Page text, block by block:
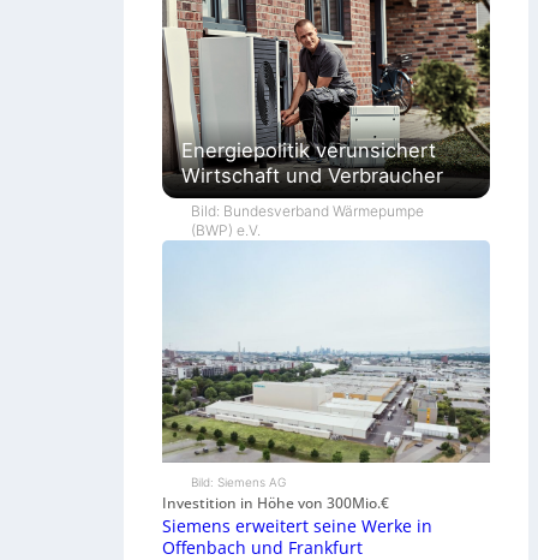
Energiepolitik verunsichert
Wirtschaft und Verbraucher
Bild: Bundesverband Wärmepumpe
(BWP) e.V.
Bild: Siemens AG
Investition in Höhe von 300Mio.€
Siemens erweitert seine Werke in
Offenbach und Frankfurt